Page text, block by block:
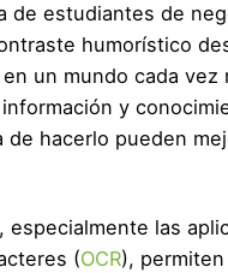
de estudiantes de
humorístico
un mundo cada
y
de hacerlo pueden
especialmente las
(OCR),